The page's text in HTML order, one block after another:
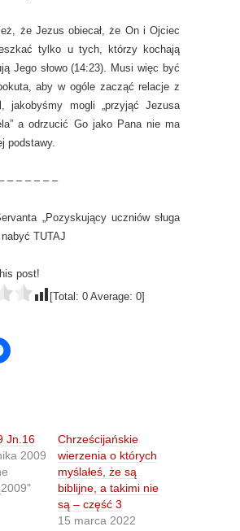
że Jezus obiecał, że On i Ojciec
tylko u tych, którzy kochają
Jego słowo (14:23). Musi więc być
aby w ogóle zacząć relacje z
jakobyśmy mogli „przyjąć Jezusa
a odrzucić Go jako Pana nie ma
podstawy.
– – – – – –
„Pozyskujący uczniów sługa
TUTAJ
post!
[Total: 0 Average: 0]
C
l
h
a
r
e
o
n
F
Jn.16
2009
Chrześcijańskie
wierzenia o których
myślałeś, że są
biblijne, a takimi nie
są – część 3
15 marca 2022